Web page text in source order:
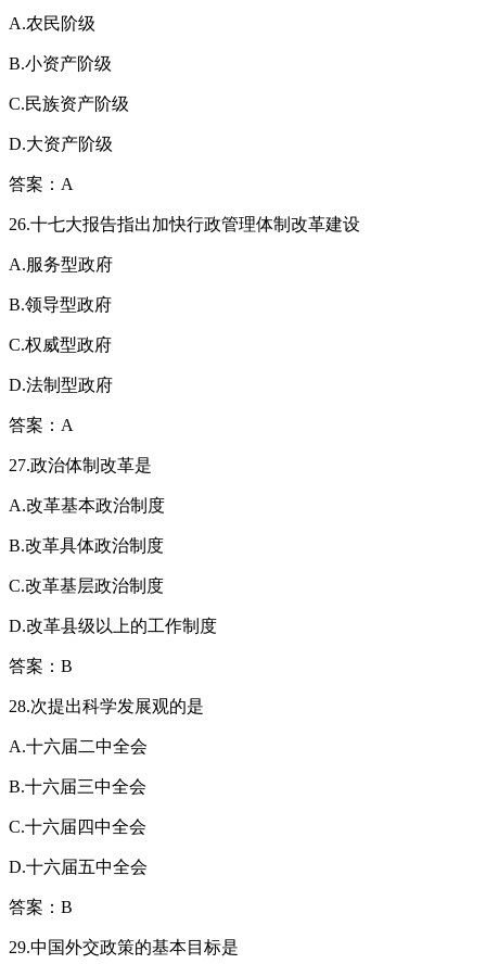
A.农民阶级
B.小资产阶级
C.民族资产阶级
D.大资产阶级
答案：A
26.十七大报告指出加快行政管理体制改革建设
A.服务型政府
B.领导型政府
C.权威型政府
D.法制型政府
答案：A
27.政治体制改革是
A.改革基本政治制度
B.改革具体政治制度
C.改革基层政治制度
D.改革县级以上的工作制度
答案：B
28.次提出科学发展观的是
A.十六届二中全会
B.十六届三中全会
C.十六届四中全会
D.十六届五中全会
答案：B
29.中国外交政策的基本目标是